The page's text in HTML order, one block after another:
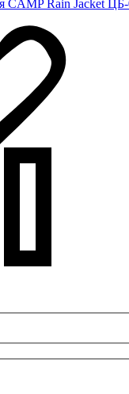
CAMP Rain Jacket